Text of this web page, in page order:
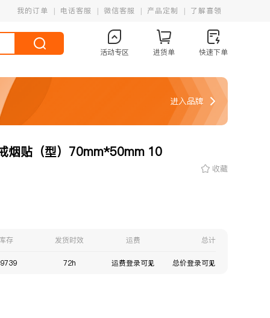
我的订单 电话客服 微信客服 产品定制 了解喜领
活动专区 进货单 快速下单
进入品牌
烟贴（型）70mm*50mm 10
收藏
存 发货时效 运费 总计
72h 运费登录可见 总价登录可见